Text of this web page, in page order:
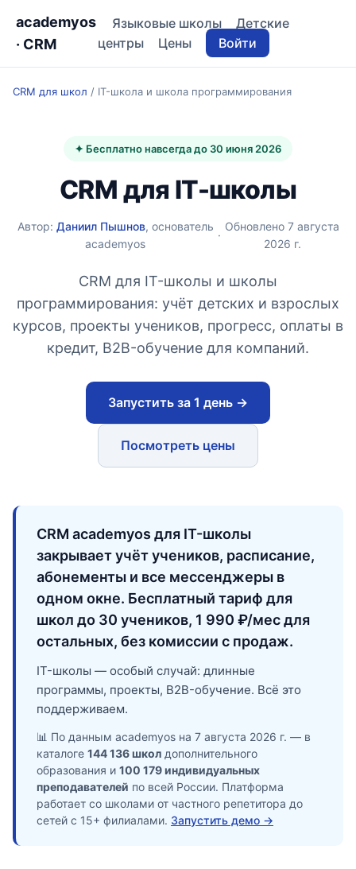
academyos
· CRM
Языковые школы
Детские
центры
Цены Войти
CRM для школ / IT-школа и школа программирования
✦ Бесплатно навсегда до 30 июня 2026
CRM для IT-школы
Автор: Даниил Пышнов, основатель
academyos
·
Обновлено 7 августа
2026 г.
CRM для IT-школы и школы
программирования: учёт детских и взрослых
курсов, проекты учеников, прогресс, оплаты в
кредит, B2B-обучение для компаний.
Запустить за 1 день →
Посмотреть цены
CRM academyos для IT-школы
закрывает учёт учеников, расписание,
абонементы и все мессенджеры в
одном окне. Бесплатный тариф для
школ до 30 учеников, 1 990 ₽/мес для
остальных, без комиссии с продаж.
IT-школы — особый случай: длинные
программы, проекты, B2B-обучение. Всё это
поддерживаем.
📊 По данным academyos на 7 августа 2026 г. — в
каталоге 144 136 школ дополнительного
образования и 100 179 индивидуальных
преподавателей по всей России. Платформа
работает со школами от частного репетитора до
сетей с 15+ филиалами. Запустить демо →